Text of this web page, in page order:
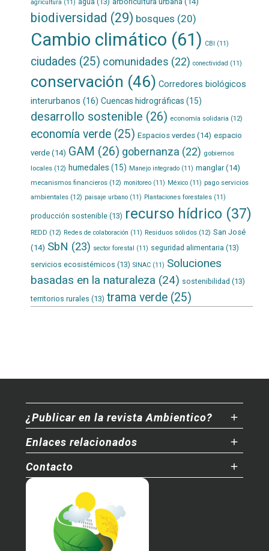
agricultura (11)
biodiversidad (29) bosques (20)
Cambio climático (61) CBI (11)
ciudades (25) comunidades (22) conectividad (11)
conservación (46) Corredores biológicos
interurbanos (16) Cuencas hidrográficas (15)
desarrollo sostenible (26) economía solidaria (12)
economía verde(25) Espacios verdes(14) espacio
verde(14) GAM (26) gobernanza (22) gobiernos
locales(12) humedales (15) Manejo integrado(11) manglar(14)
mecanismos financieros(12) monitoreo(11) México(11) pago servicios
ambientales(12) paisaje urbano(11) Plantaciones forestales(11)
producción sostenible(13) recurso hídrico(37)
REDD (12) Redes de colaboración (11) Residuos sólidos(12) San José
(14) SbN (23) sector forestal (11) seguridad alimentaria (13)
servicios ecosistémicos (13) SINAC(11) Soluciones
basadas en la naturaleza (24) sostenibilidad (13)
territorios rurales (13) trama verde(25)
¿Publicar en la revista Ambientico?
Enlaces relacionados
Contacto